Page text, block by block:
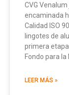
CVG
encaminada
Calidad ISO
lingotes de
primera
Fondo para
LEER MÁS »